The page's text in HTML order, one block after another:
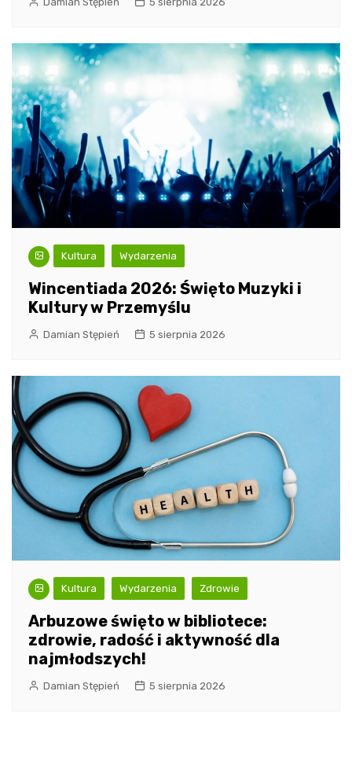
Kultura Wydarzenia
Wincentiada 2026: Święto Muzyki i
Kultury w Przemyślu
Damian Stępień 5 sierpnia 2026
Kultura Wydarzenia Zdrowie
Arbuzowe święto w bibliotece:
zdrowie, radość i aktywność dla
najmłodszych!
Damian Stępień 5 sierpnia 2026